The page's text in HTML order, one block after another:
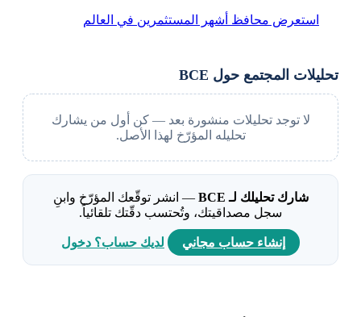
استعرض محافظ أشهر المستثمرين في العالم
تحليلات المجتمع حول BCE
لا توجد تحليلات منشورة بعد — كن أول من يشارك
تحليله المؤرّخ لهذا الأصل.
شارك تحليلك لـ BCE
— انشر توقّعك المؤرّخ وابنِ
سجل مصداقيتك، وتُحتسب دقّتك تلقائياً.
إنشاء حساب مجاني لديك حساب؟ دخول